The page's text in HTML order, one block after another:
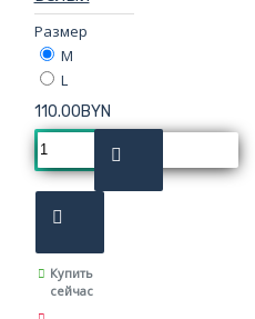
Размер
M
L
110.00BYN
Купить
сейчас